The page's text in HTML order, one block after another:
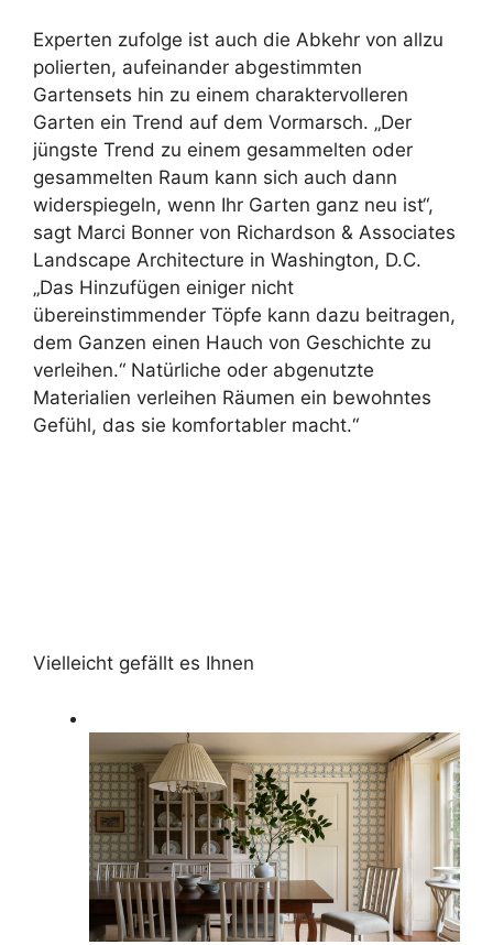
Experten zufolge ist auch die Abkehr von allzu
polierten, aufeinander abgestimmten
Gartensets hin zu einem charaktervolleren
Garten ein Trend auf dem Vormarsch. „Der
jüngste Trend zu einem gesammelten oder
gesammelten Raum kann sich auch dann
widerspiegeln, wenn Ihr Garten ganz neu ist“,
sagt Marci Bonner von Richardson & Associates
Landscape Architecture in Washington, D.C.
„Das Hinzufügen einiger nicht
übereinstimmender Töpfe kann dazu beitragen,
dem Ganzen einen Hauch von Geschichte zu
verleihen.“ Natürliche oder abgenutzte
Materialien verleihen Räumen ein bewohntes
Gefühl, das sie komfortabler macht.“
Vielleicht gefällt es Ihnen